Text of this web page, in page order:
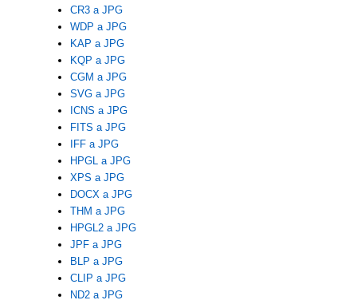
CR3 a JPG
WDP a JPG
KAP a JPG
KQP a JPG
CGM a JPG
SVG a JPG
ICNS a JPG
FITS a JPG
IFF a JPG
HPGL a JPG
XPS a JPG
DOCX a JPG
THM a JPG
HPGL2 a JPG
JPF a JPG
BLP a JPG
CLIP a JPG
ND2 a JPG